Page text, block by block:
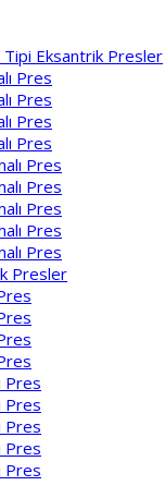
Tipi Eksantrik Presler
Pres
Pres
Pres
Pres
Pres
Pres
Pres
Pres
Pres
Presler
Pres
Pres
Pres
Pres
Pres